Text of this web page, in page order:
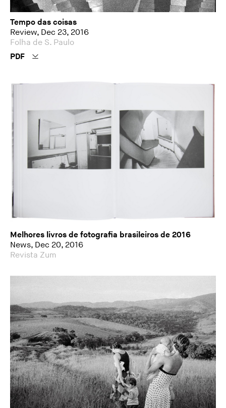
Tempo das coisas
Review, Dec 23, 2016
Folha de S. Paulo
PDF
Melhores livros de fotografia brasileiros de 2016
News, Dec 20, 2016
Revista Zum